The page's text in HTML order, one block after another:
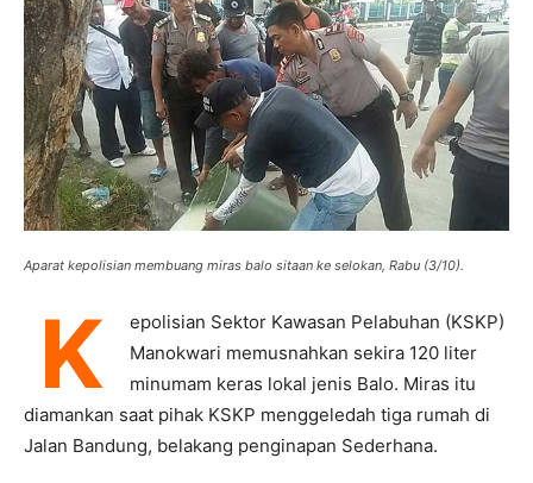
Aparat kepolisian membuang miras balo sitaan ke selokan, Rabu (3/10).
K
epolisian Sektor Kawasan Pelabuhan (KSKP)
Manokwari memusnahkan sekira 120 liter
minumam keras lokal jenis Balo. Miras itu
diamankan saat pihak KSKP menggeledah tiga rumah di
Jalan Bandung, belakang penginapan Sederhana.